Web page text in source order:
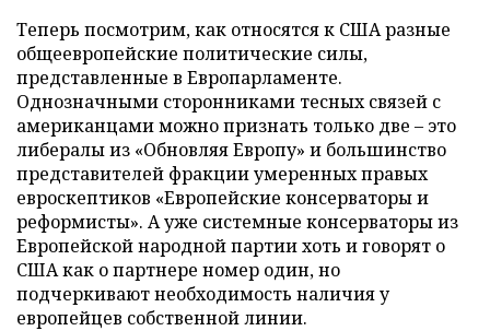
Теперь посмотрим, как относятся к США разные
общеевропейские политические силы,
представленные в Европарламенте.
Однозначными сторонниками тесных связей с
американцами можно признать только две – это
либералы из «Обновляя Европу» и большинство
представителей фракции умеренных правых
евроскептиков «Европейские консерваторы и
реформисты». А уже системные консерваторы из
Европейской народной партии хоть и говорят о
США как о партнере номер один, но
подчеркивают необходимость наличия у
европейцев собственной линии.